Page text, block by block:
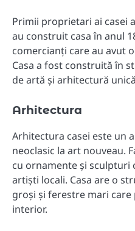
Primii proprietari ai casei
au construit casa în anul
comercianți care au avut
Casa a fost construită în
de artă și arhitectură
Arhitectura
Arhitectura casei este un
neoclasic la art nouveau.
cu ornamente și sculpturi
artiști locali. Casa are o
groși și ferestre mari
interior.